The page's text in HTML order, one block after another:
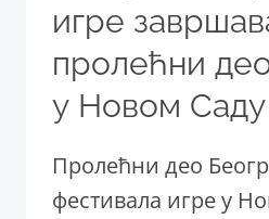
игре
пролећни
у Новом Саду
Пролећни део
фестивала игре у